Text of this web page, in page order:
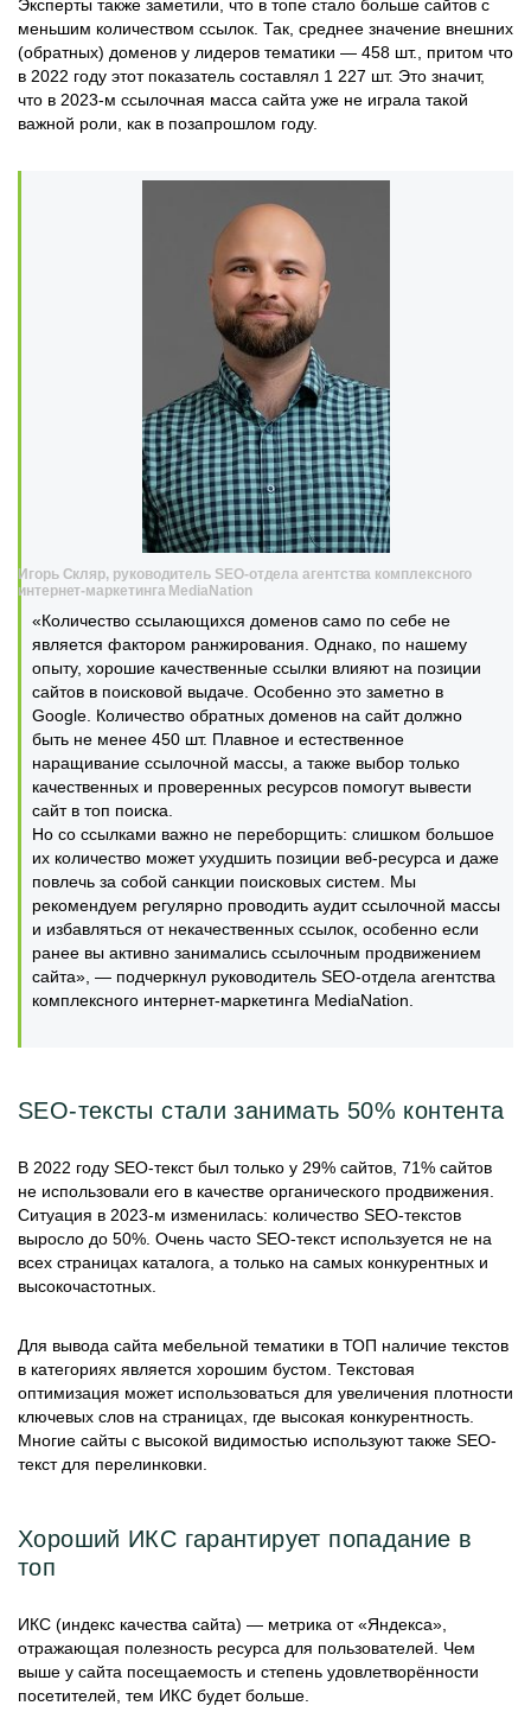
Эксперты также заметили, что в топе стало больше сайтов с
меньшим количеством ссылок. Так, среднее значение внешних
(обратных) доменов у лидеров тематики — 458 шт., притом что
в 2022 году этот показатель составлял 1 227 шт. Это значит,
что в 2023-м ссылочная масса сайта уже не играла такой
важной роли, как в позапрошлом году.
Игорь Скляр, руководитель SEO-отдела агентства комплексного
интернет-маркетинга MediaNation
«Количество ссылающихся доменов само по себе не
является фактором ранжирования. Однако, по нашему
опыту, хорошие качественные ссылки влияют на позиции
сайтов в поисковой выдаче. Особенно это заметно в
Google. Количество обратных доменов на сайт должно
быть не менее 450 шт. Плавное и естественное
наращивание ссылочной массы, а также выбор только
качественных и проверенных ресурсов помогут вывести
сайт в топ поиска.
Но со ссылками важно не переборщить: слишком большое
их количество может ухудшить позиции веб-ресурса и даже
повлечь за собой санкции поисковых систем. Мы
рекомендуем регулярно проводить аудит ссылочной массы
и избавляться от некачественных ссылок, особенно если
ранее вы активно занимались ссылочным продвижением
сайта», — подчеркнул руководитель SEO-отдела агентства
комплексного интернет-маркетинга MediaNation.
SEO-тексты стали занимать 50% контента
В 2022 году SEO-текст был только у 29% сайтов, 71% сайтов
не использовали его в качестве органического продвижения.
Ситуация в 2023-м изменилась: количество SEO-текстов
выросло до 50%. Очень часто SEO-текст используется не на
всех страницах каталога, а только на самых конкурентных и
высокочастотных.
Для вывода сайта мебельной тематики в ТОП наличие текстов
в категориях является хорошим бустом. Текстовая
оптимизация может использоваться для увеличения плотности
ключевых слов на страницах, где высокая конкурентность.
Многие сайты с высокой видимостью используют также SEO-
текст для перелинковки.
Хороший ИКС гарантирует попадание в
топ
ИКС (индекс качества сайта) — метрика от «Яндекса»,
отражающая полезность ресурса для пользователей. Чем
выше у сайта посещаемость и степень удовлетворённости
посетителей, тем ИКС будет больше.